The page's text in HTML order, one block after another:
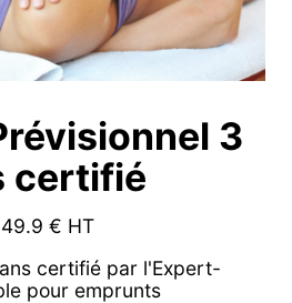
3
certifié
€ HT
certifié par l'Expert-
pour emprunts